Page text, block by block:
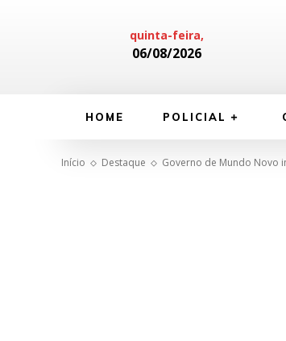
quinta-feira,
06/08/2026
HOME POLICIAL
Início Destaque Governo de Mundo Novo